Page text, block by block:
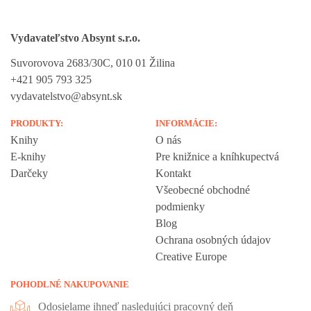
Vydavateľstvo Absynt s.r.o.
Suvorovova 2683/30C, 010 01 Žilina
+421 905 793 325
vydavatelstvo@absynt.sk
PRODUKTY:
Knihy
E-knihy
Darčeky
INFORMÁCIE:
O nás
Pre knižnice a kníhkupectvá
Kontakt
Všeobecné obchodné
podmienky
Blog
Ochrana osobných údajov
Creative Europe
POHODLNÉ NAKUPOVANIE
Odosielame ihneď nasledujúci pracovný deň